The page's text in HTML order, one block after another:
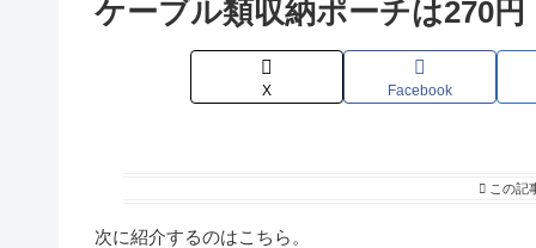
ケーブル類収納ポーチは270円
X Facebook
この記
次に紹介するのはこちら。